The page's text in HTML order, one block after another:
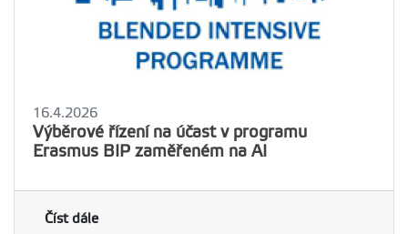
16.4.2026
Výběrové řízení na účast v programu
Erasmus BIP zaměřeném na AI
Číst dále